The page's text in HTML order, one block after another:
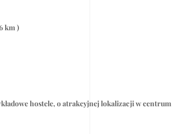
km )
hostele, o atrakcyjnej lokalizacji w centrum